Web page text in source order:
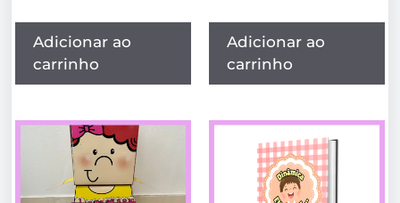
Adicionar ao
carrinho
Adicionar ao
carrinho